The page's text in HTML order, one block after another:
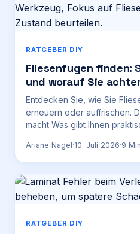
RATGEBER DIY
Fliesenfugen finden:
und worauf Sie
Entdecken Sie, wie Sie
erneuern oder auffrischen.
macht Was gibt Ihnen
Ariane Nagel·10. Juli 2026·9
RATGEBER DIY